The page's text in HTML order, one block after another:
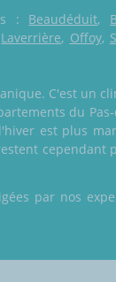
: Beaudéduit,
Laverrière, Offoy,
C'est un
du Pas-
est plus
cependant
par nos